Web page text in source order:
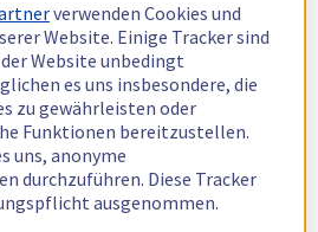
verwenden Cookies und
Website. Einige Tracker sind
Website unbedingt
es uns insbesondere, die
zu gewährleisten oder
Funktionen bereitzustellen.
uns, anonyme
durchzuführen. Diese Tracker
ausgenommen.